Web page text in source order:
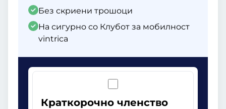
Без скриени трошоци
На сигурно со Клубот за мобилност
vintrica
Краткорочно членство